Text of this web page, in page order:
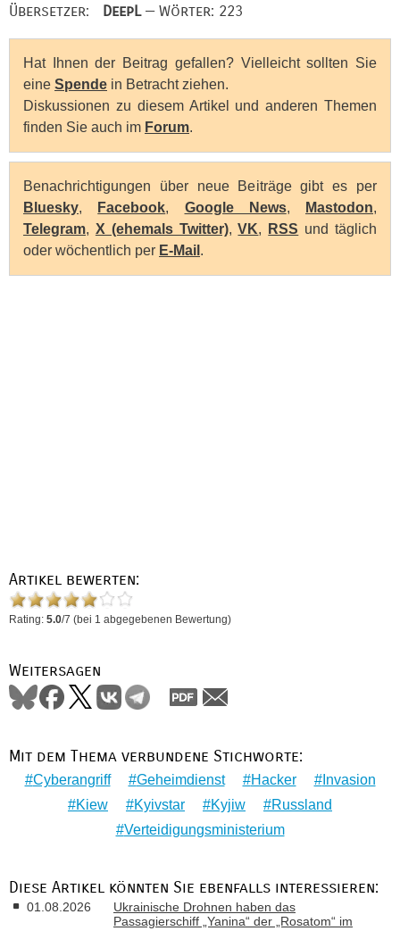
Übersetzer: DeepL— Wörter: 223
Hat Ihnen der Beitrag gefallen? Vielleicht sollten Sie
eine Spende in Betracht ziehen.
Diskussionen zu diesem Artikel und anderen Themen
finden Sie auch im Forum.
Benachrichtigungen über neue Beiträge gibt es per
Bluesky, Facebook, Google News, Mastodon,
Telegram, X (ehemals Twitter),VK, RSS und täglich
oder wöchentlich per E-Mail .
Artikel bewerten:
Rating: 5.0/7 (bei 1 abgegebenen Bewertung)
Weitersagen
Mit dem Thema verbundene Stichworte:
Cyberangriff Geheimdienst Hacker
Invasion
Kiew
Kyivstar Kyjiw
Russland
Verteidigungsministerium
Diese Artikel könnten Sie ebenfalls interessieren:
01.08.2026
Ukrainische Drohnen haben das
Passagierschiff „Yanina“ der „Rosatom“ im